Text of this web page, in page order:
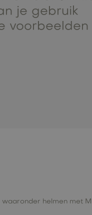
je gebruik
voorbeelden
helmen met